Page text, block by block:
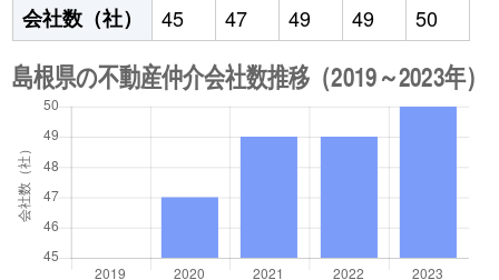
会社数（社）
45 47 49 49 50